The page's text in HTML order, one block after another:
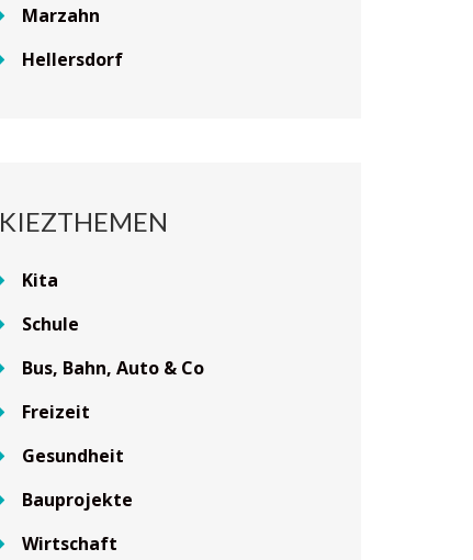
Marzahn
Hellersdorf
KIEZTHEMEN
Kita
Schule
Bus, Bahn, Auto & Co
Freizeit
Gesundheit
Bauprojekte
Wirtschaft